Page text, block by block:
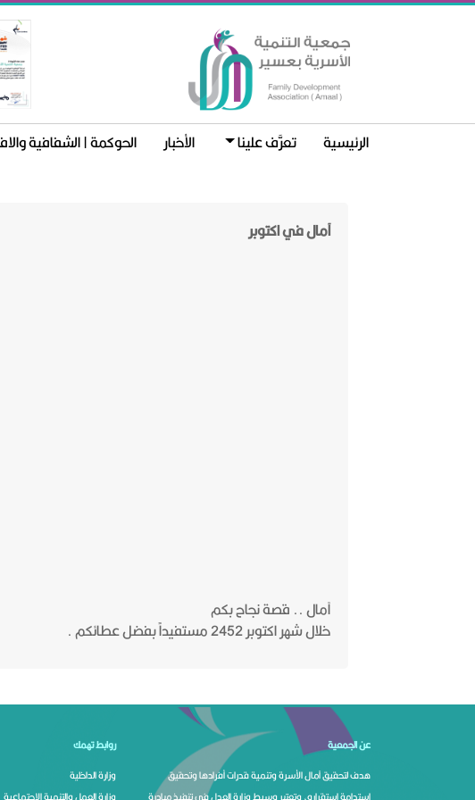
الرئيسية تعرَّف علينا الأخبار الحوكمة | الشفافية
آمال في اكتوبر
آمال .. قصة نجاح بكم
‏خلال شهر اكتوبر 2452 مستفيداً بفضل عطائكم .
عن الجمعية
هدف لتحقيق آمال الأسرة وتنمية قدرات أفرادها وتحقيق
استدامة استقراره، وتعتبر وسيط وزارة العدل في تنفيذ مبادرة
روابط تهمك
وزارة الداخلية
وزارة العمل والتنمية الاجتماعية